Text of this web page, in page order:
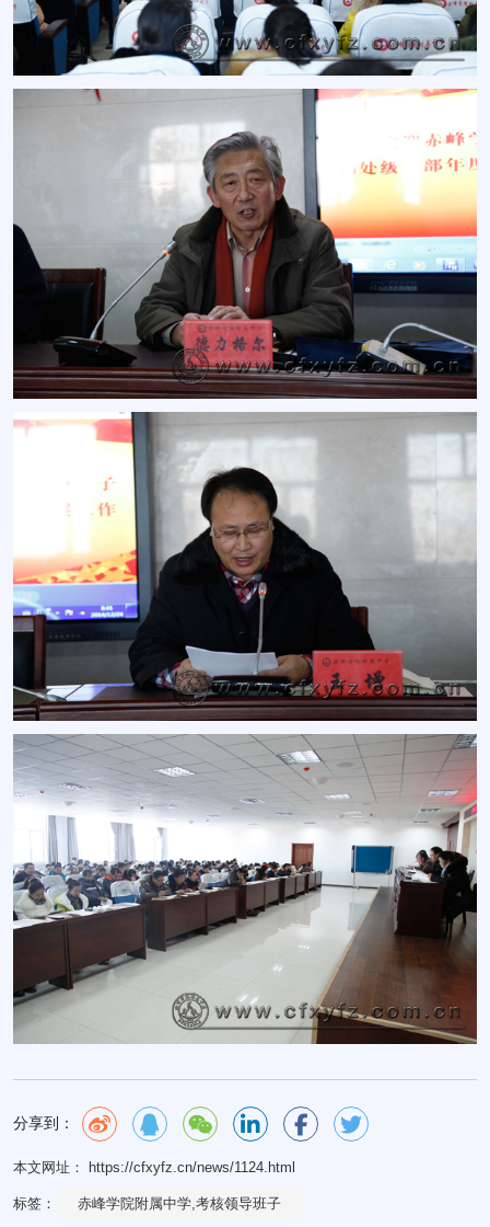
分享到：
本文网址： https://cfxyfz.cn/news/1124.html
标签： 赤峰学院附属中学,考核领导班子